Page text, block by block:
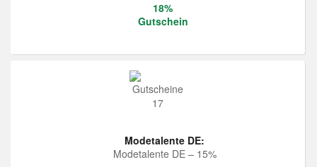
18%
Gutschein
Modetalente DE:
Modetalente DE – 15%